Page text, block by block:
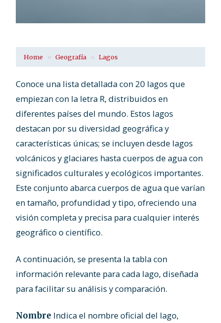
Home Geografía Lagos
Conoce una lista detallada con 20 lagos que
empiezan con la letra R, distribuidos en
diferentes países del mundo. Estos lagos
destacan por su diversidad geográfica y
características únicas; se incluyen desde lagos
volcánicos y glaciares hasta cuerpos de agua con
significados culturales y ecológicos importantes.
Este conjunto abarca cuerpos de agua que varían
en tamaño, profundidad y tipo, ofreciendo una
visión completa y precisa para cualquier interés
geográfico o científico.
A continuación, se presenta la tabla con
información relevante para cada lago, diseñada
para facilitar su análisis y comparación.
Nombre Indica el nombre oficial del lago,